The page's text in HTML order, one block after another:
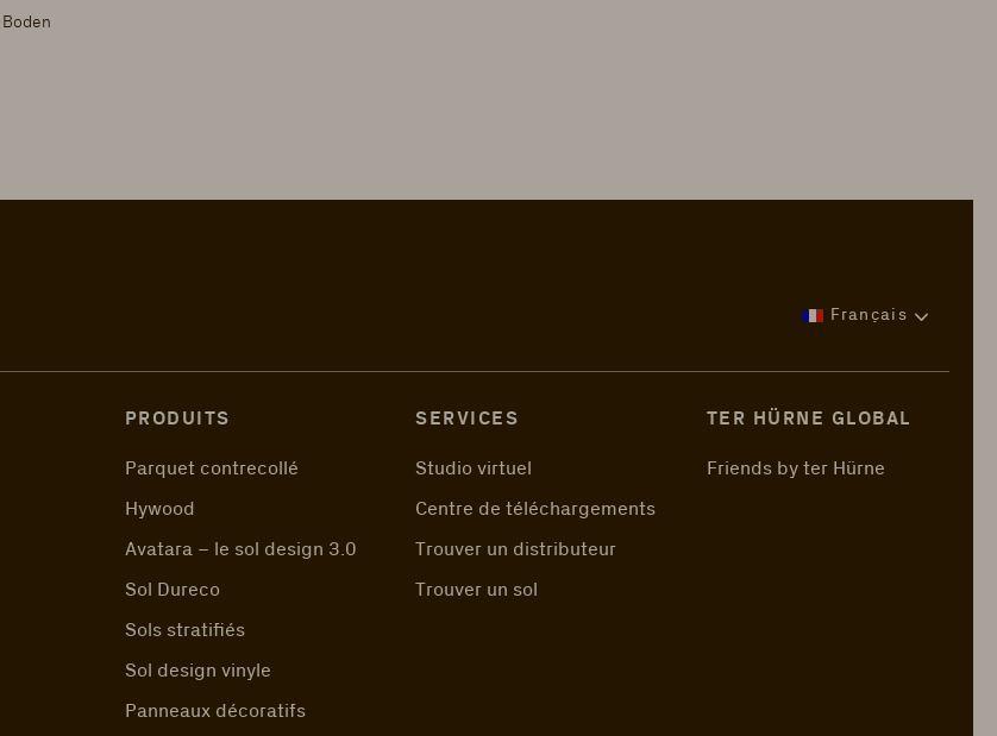
Français
PRODUITS
Parquet contrecollé
Hywood
Avatara – le sol design 3.0
Sol Dureco
Sols stratifiés
Sol design vinyle
Panneaux décoratifs
SERVICES
Studio virtuel
Centre de téléchargements
Trouver un distributeur
Trouver un sol
TER HÜRNE GLOBAL
Friends by ter Hürne